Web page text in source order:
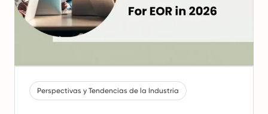
Perspectivas y Tendencias de la Industria